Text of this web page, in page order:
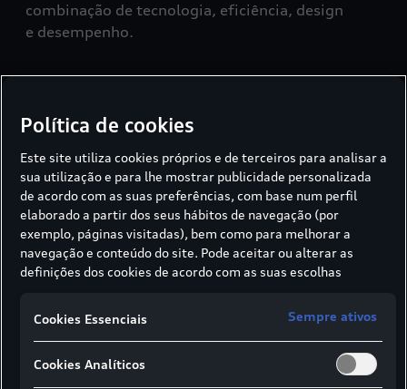
combinação de tecnologia, eficiência, design
e desempenho.
Corporate Golf Challenge Portugal
pelo 7º ano consecutivo
A Audi renova, pelo sétimo ano consecutivo, a
parceria com o World Corporate Golf
Challenge Portugal (WCGC), reforçando a
ligação da Marca ao universo do golfe e a um
dos mais relevantes circuitos de golfe
Audi nos Fleet Awards Portugal 2025:
Política de cookies
Este site utiliza cookies próprios e de terceiros para analisar a
sua utilização e para lhe mostrar publicidade personalizada
de acordo com as suas preferências, com base num perfil
elaborado a partir dos seus hábitos de navegação (por
exemplo, páginas visitadas), bem como para melhorar a
navegação e conteúdo do site. Pode aceitar ou alterar as
definições dos cookies de acordo com as suas escolhas
informações sobre como a SIVA recolhe e trata cookies,
consulte a Política de cookies
Cookies Essenciais Sempre ativos
Cookies Analíticos